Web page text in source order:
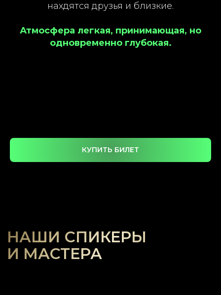
нахдятся друзья и близкие.
Атмосфера легкая, принимающая, но
одновременно глубокая.
КУПИТЬ БИЛЕТ